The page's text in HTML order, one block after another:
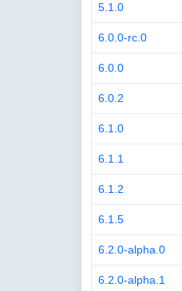
5.1.0
6.0.0-rc.0
6.0.0
6.0.2
6.1.0
6.1.1
6.1.2
6.1.5
6.2.0-alpha.0
6.2.0-alpha.1